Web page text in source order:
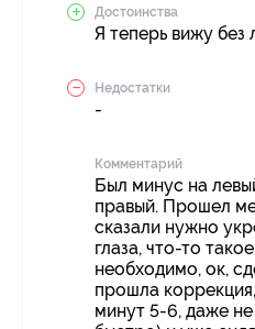
Достоинства
Я теперь вижу без
Недостатки
-
Комментарий
Был минус на
правый. Прошел
сказали нужно
глаза, что-то
необходимо, ок,
прошла
минут 5-6, даже